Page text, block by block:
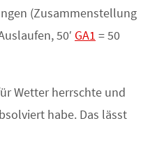
(Zusammenstellung
50′ GA1 = 50
Wetter herrschte und
habe. Das lässt